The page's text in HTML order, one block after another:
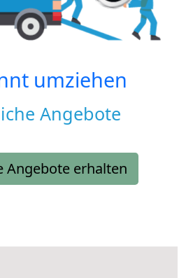
umziehen
Angebote
Angebote erhalten